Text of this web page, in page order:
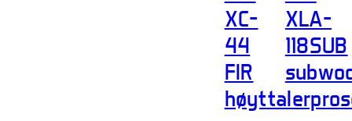
på
produktsiden
XC-
44
FIR
XLA-
118SUB